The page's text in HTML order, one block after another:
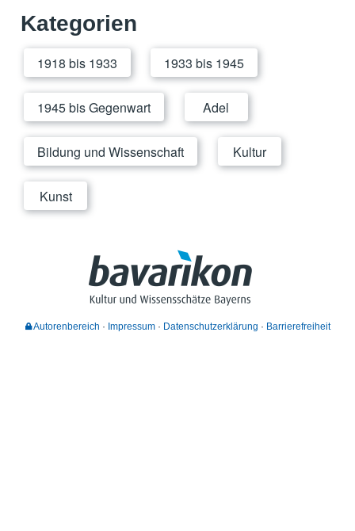
Kategorien
1918 bis 1933 1933 bis 1945
1945 bis Gegenwart Adel
Bildung und Wissenschaft Kultur
Kunst
Autorenbereich Impressum Datenschutzerklärung Barrierefreiheit